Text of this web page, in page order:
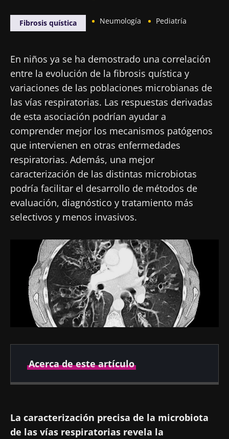
Fibrosis quística Neumología Pediatría
En niños ya se ha demostrado una correlación
entre la evolución de la fibrosis quística y
variaciones de las poblaciones microbianas de
las vías respiratorias. Las respuestas derivadas
de esta asociación podrían ayudar a
comprender mejor los mecanismos patógenos
que intervienen en otras enfermedades
respiratorias. Además, una mejor
caracterización de las distintas microbiotas
podría facilitar el desarrollo de métodos de
evaluación, diagnóstico y tratamiento más
selectivos y menos invasivos.
Acerca de este artículo
21 Octubre 2019
19 Julio 2024
La caracterización precisa de la microbiota
de las vías respiratorias revela la